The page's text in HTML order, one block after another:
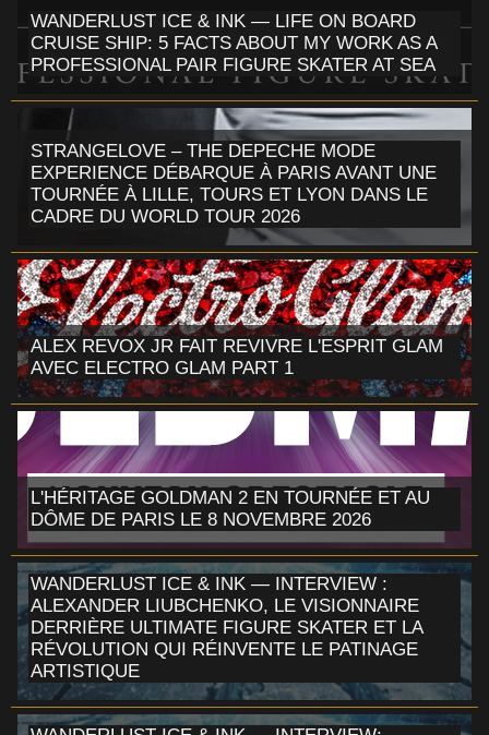
WANDERLUST ICE & INK — LIFE ON BOARD
CRUISE SHIP: 5 FACTS ABOUT MY WORK AS A
PROFESSIONAL PAIR FIGURE SKATER AT SEA
STRANGELOVE – THE DEPECHE MODE
EXPERIENCE DÉBARQUE À PARIS AVANT UNE
TOURNÉE À LILLE, TOURS ET LYON DANS LE
CADRE DU WORLD TOUR 2026
ALEX REVOX JR FAIT REVIVRE L'ESPRIT GLAM
AVEC ELECTRO GLAM PART 1
L'HÉRITAGE GOLDMAN 2 EN TOURNÉE ET AU
DÔME DE PARIS LE 8 NOVEMBRE 2026
WANDERLUST ICE & INK — INTERVIEW :
ALEXANDER LIUBCHENKO, LE VISIONNAIRE
DERRIÈRE ULTIMATE FIGURE SKATER ET LA
RÉVOLUTION QUI RÉINVENTE LE PATINAGE
ARTISTIQUE